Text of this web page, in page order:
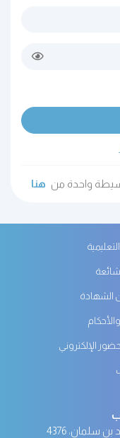
واحدة من هنا
الشهادة
الإلكتروني
سلمان، 4376